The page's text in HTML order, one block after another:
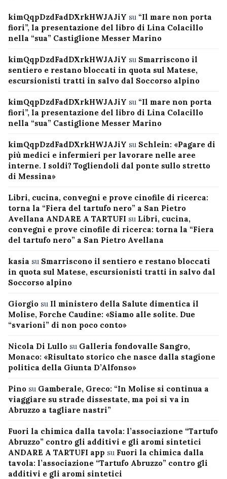
kimQqpDzdFadDXrkHWJAJiY su “Il mare non porta
fiori”, la presentazione del libro di Lina Colacillo
nella “sua” Castiglione Messer Marino
kimQqpDzdFadDXrkHWJAJiY su Smarriscono il
sentiero e restano bloccati in quota sul Matese,
escursionisti tratti in salvo dal Soccorso alpino
kimQqpDzdFadDXrkHWJAJiY su “Il mare non porta
fiori”, la presentazione del libro di Lina Colacillo
nella “sua” Castiglione Messer Marino
kimQqpDzdFadDXrkHWJAJiY su Schlein: «Pagare di
più medici e infermieri per lavorare nelle aree
interne. I soldi? Togliendoli dal ponte sullo stretto
di Messina»
Libri, cucina, convegni e prove cinofile di ricerca:
torna la “Fiera del tartufo nero” a San Pietro
Avellana ANDARE A TARTUFI su Libri, cucina,
convegni e prove cinofile di ricerca: torna la “Fiera
del tartufo nero” a San Pietro Avellana
kasia su Smarriscono il sentiero e restano bloccati
in quota sul Matese, escursionisti tratti in salvo dal
Soccorso alpino
Giorgio su Il ministero della Salute dimentica il
Molise, Forche Caudine: «Siamo alle solite. Due
“svarioni” di non poco conto»
Nicola Di Lullo su Galleria fondovalle Sangro,
Monaco: «Risultato storico che nasce dalla stagione
politica della Giunta D’Alfonso»
Pino su Gamberale, Greco: “In Molise si continua a
viaggiare su strade dissestate, ma poi si va in
Abruzzo a tagliare nastri”
Fuori la chimica dalla tavola: l’associazione “Tartufo
Abruzzo” contro gli additivi e gli aromi sintetici
ANDARE A TARTUFI app su Fuori la chimica dalla
tavola: l’associazione “Tartufo Abruzzo” contro gli
additivi e gli aromi sintetici